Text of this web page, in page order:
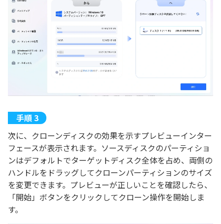
次に、クローンディスクの効果を示すプレビューインター
フェースが表示されます。ソースディスクのパーティショ
ンはデフォルトでターゲットディスク全体を占め、両側の
ハンドルをドラッグしてクローンパーティションのサイズ
を変更できます。プレビューが正しいことを確認したら、
「開始」ボタンをクリックしてクローン操作を開始しま
す。